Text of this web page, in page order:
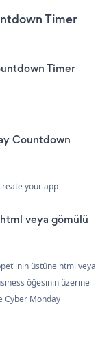
Timer
Timer
Countdown
your app
veya gömülü
üstüne html veya
öğesinin üzerine
Cyber Monday